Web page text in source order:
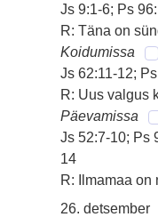
Js 9:1-6; Ps
R: Täna on
Koidumissa
Js 62:11-12;
R: Uus valgus
Päevamissa
Js 52:7-10; Ps
14
R: Ilmamaa on
26. detsember